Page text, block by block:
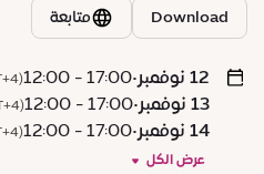
12 نوفمبر •
17:00 - 12:00
(GMT+4)
13 نوفمبر •
17:00 - 12:00
(GMT+4)
14 نوفمبر •
17:00 - 12:00
(GMT+4)
عرض الكل
Download متابعة